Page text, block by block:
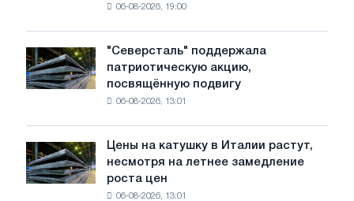
июле
с
максимума
года
06-08-2026, 19:00
"Северсталь"
поддержала
патриотическую
советской
авиации
в
"Северсталь" поддержала
патриотическую акцию,
посвящённую подвигу
06-08-2026, 13:01
Цены
на
катушку
Цены на катушку в Италии растут,
несмотря на летнее замедление
роста цен
06-08-2026, 13:01